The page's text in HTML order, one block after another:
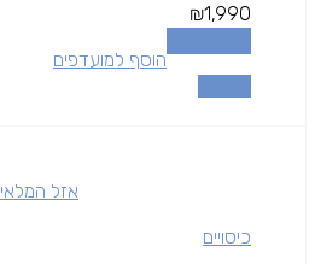
₪1,990
הוסף למועדפים
אזל המלאי
כיסויים